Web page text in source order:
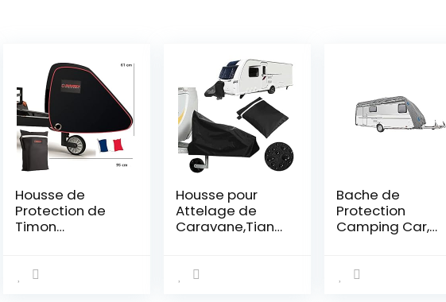
Housse de
Protection de
Timon
Tissu Oxford
Housse pour
Attelage de
Caravane,Tianh
Attelage Housse
Bache de
Protection
Camping Car,
Housse